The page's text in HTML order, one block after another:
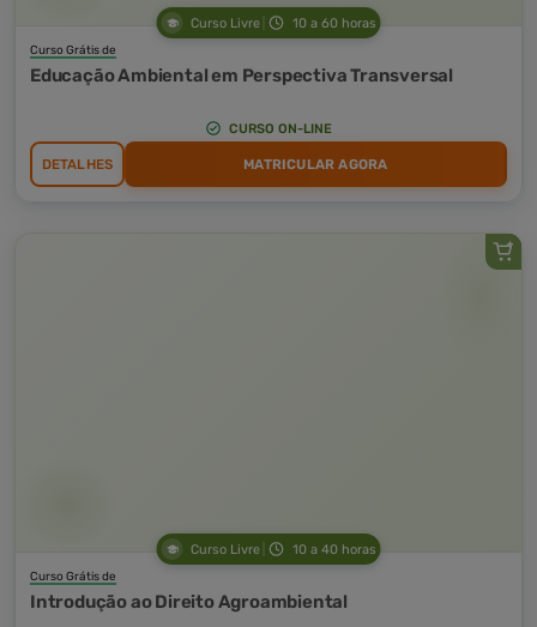
Curso Livre 10 a 60 horas
Curso Grátis de
Educação Ambiental em Perspectiva Transversal
CURSO ON-LINE
DETALHES MATRICULAR AGORA
Curso Livre 10 a 40 horas
Curso Grátis de
Introdução ao Direito Agroambiental